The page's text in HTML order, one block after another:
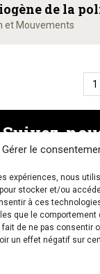
Gérer le
expériences, nous
stocker et/ou
à ces
que le comportement
de ne pas consentir
un effet négatif sur
de la
et Mouvements
1
Suivez-
la